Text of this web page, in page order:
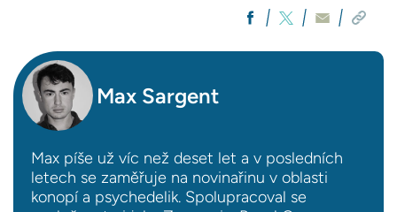
Max Sargent
Max píše už víc než deset let a v posledních
letech se zaměřuje na novinařinu v oblasti
konopí a psychedelik. Spolupracoval se